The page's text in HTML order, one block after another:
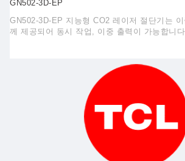
GN502-3D-EP
GN502-3D-EP 지능형 CO2 레이저 절단기는
께 제공되어 동시 작업, 이중 출력이 가능합니